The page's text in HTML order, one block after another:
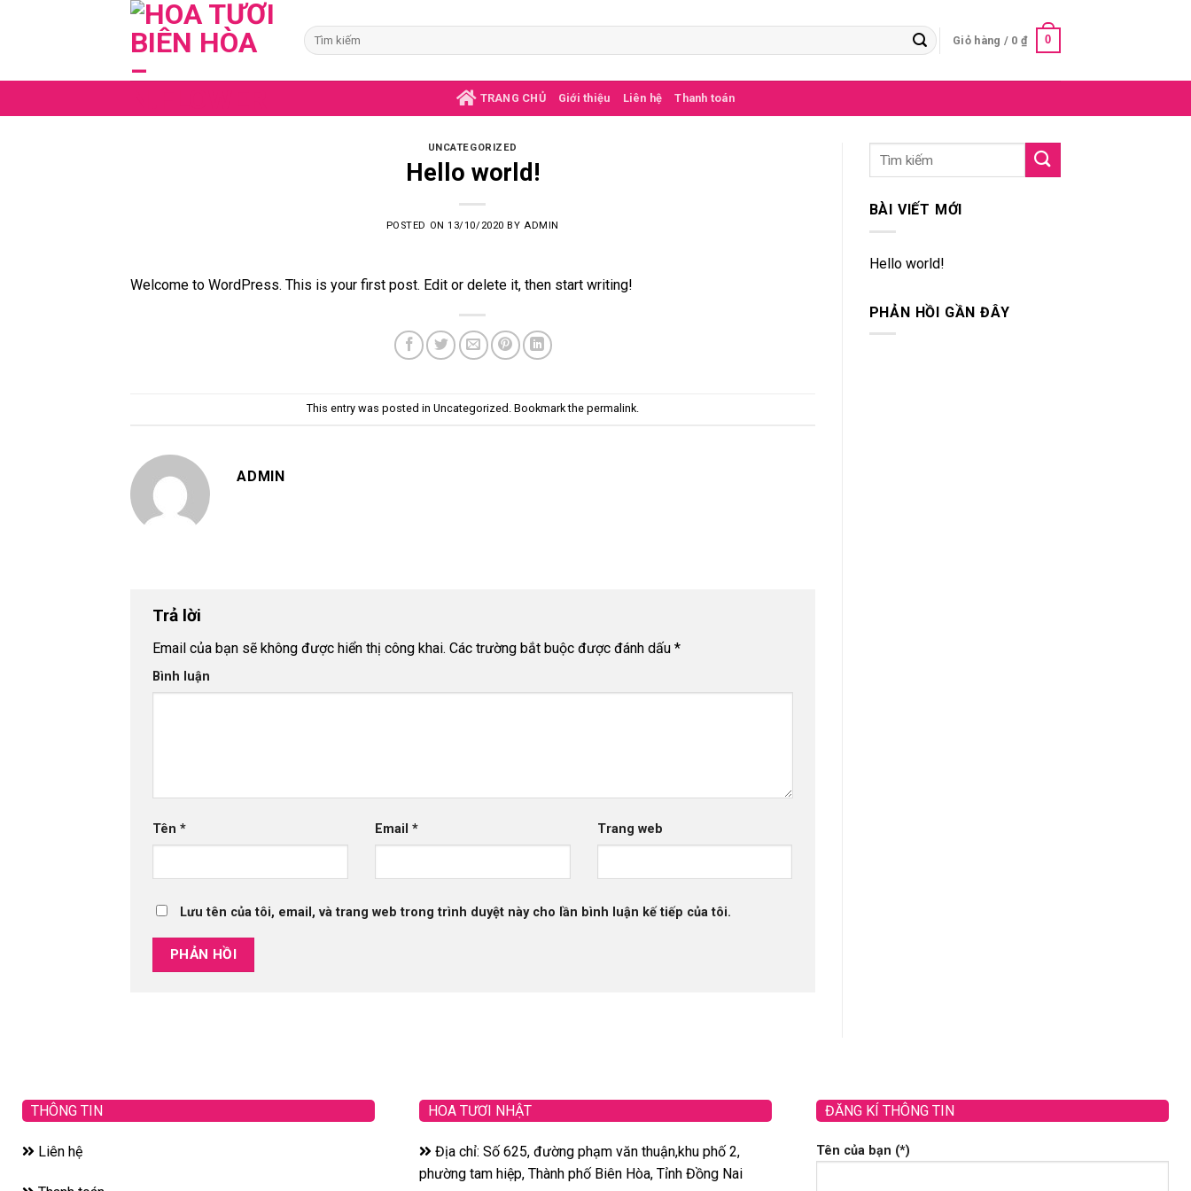
Tìm
kiếm:
Giỏ hàng / 0 ₫ 0
TRANG CHỦ Giới thiệu Liên hệ Thanh toán
UNCATEGORIZED
Hello world!
POSTED ON13/10/2020 BY ADMIN
Welcome to WordPress. This is your first post. Edit or delete it, then start writing!
This entry was posted in Uncategorized . Bookmark the permalink.
ADMIN
Trả lời
Email của bạn sẽ không được hiển thị công khai. Các trường bắt buộc được đánh dấu *
Bình luận
Tên * Email * Trang web
Lưu tên của tôi, email, và trang web trong trình duyệt này cho lần bình luận kế tiếp của tôi.
BÀI VIẾT MỚI
Hello world!
PHẢN HỒI GẦN ĐÂY
THÔNG TIN
Liên hệ
HOA TƯƠI NHẬT
Địa chỉ: Số 625, đường phạm văn thuận,khu phố 2,
phường tam hiệp, Thành phố Biên Hòa, Tỉnh Đồng Nai
ĐĂNG KÍ THÔNG TIN
Tên của bạn (*)